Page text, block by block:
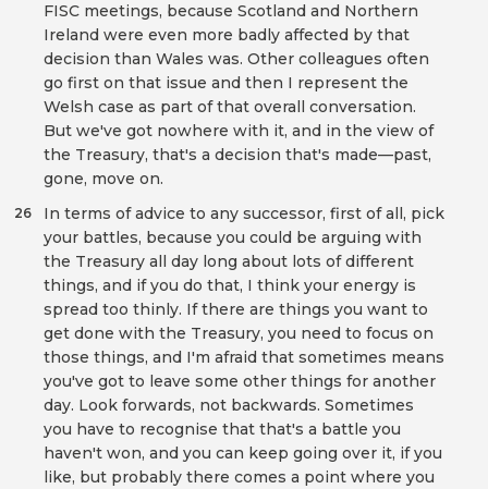
FISC meetings, because Scotland and Northern
Ireland were even more badly affected by that
decision than Wales was. Other colleagues often
go first on that issue and then I represent the
Welsh case as part of that overall conversation.
But we've got nowhere with it, and in the view of
the Treasury, that's a decision that's made—past,
gone, move on.
In terms of advice to any successor, first of all, pick
your battles, because you could be arguing with
the Treasury all day long about lots of different
things, and if you do that, I think your energy is
spread too thinly. If there are things you want to
get done with the Treasury, you need to focus on
those things, and I'm afraid that sometimes means
you've got to leave some other things for another
day. Look forwards, not backwards. Sometimes
you have to recognise that that's a battle you
haven't won, and you can keep going over it, if you
like, but probably there comes a point where you
26